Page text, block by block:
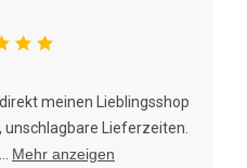
meinen Lieblingsshop
Lieferzeiten.
Mehr anzeigen